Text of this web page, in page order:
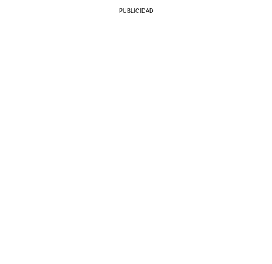
PUBLICIDAD